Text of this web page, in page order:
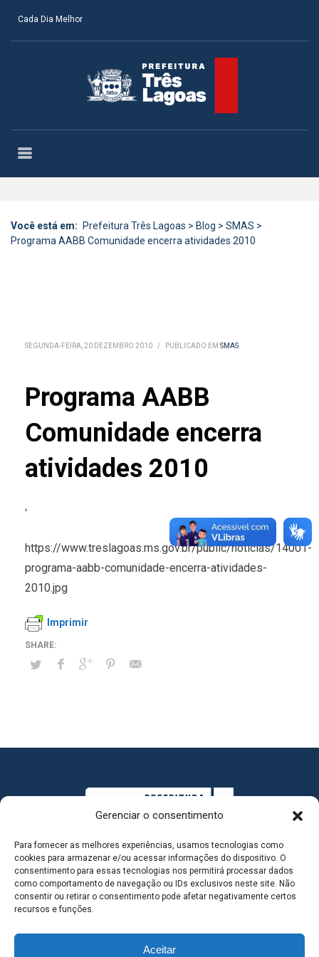
Gerenciar o consentimento
Para fornecer as melhores experiências, usamos tecnologias como
cookies para armazenar e/ou acessar informações do dispositivo. O
consentimento para essas tecnologias nos permitirá processar dados
como comportamento de navegação ou IDs exclusivos neste site. Não
consentir ou retirar o consentimento pode afetar negativamente certos
recursos e funções.
Aceitar
Cada Dia Melhor
Você está em: Prefeitura Três Lagoas > Blog > SMAS >
Programa AABB Comunidade encerra atividades 2010
SEGUNDA-FEIRA, 20 DEZEMBRO 2010 / PUBLICADO EM SMAS
Programa AABB
Comunidade encerra
atividades 2010
‘
https://www.treslagoas.ms.gov.br/public/noticias/14001-
programa-aabb-comunidade-encerra-atividades-
2010.jpg
Imprimir
MAPA DO SITE